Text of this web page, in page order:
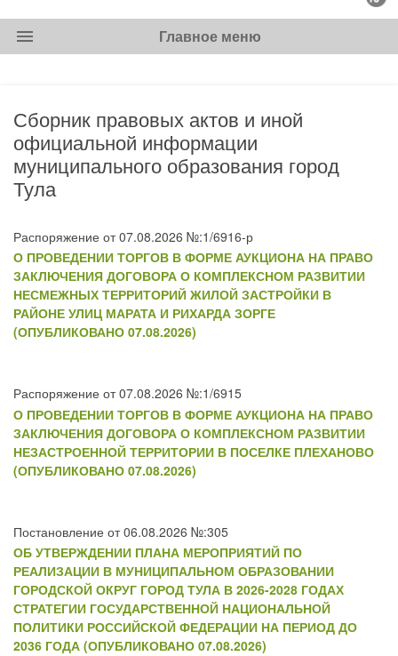
menu Главное меню
Сборник правовых актов и иной
официальной информации
муниципального образования город
Тула
Распоряжение от 07.08.2026 №:1/6916-р
О ПРОВЕДЕНИИ ТОРГОВ В ФОРМЕ АУКЦИОНА НА ПРАВО
ЗАКЛЮЧЕНИЯ ДОГОВОРА О КОМПЛЕКСНОМ РАЗВИТИИ
НЕСМЕЖНЫХ ТЕРРИТОРИЙ ЖИЛОЙ ЗАСТРОЙКИ В
РАЙОНЕ УЛИЦ МАРАТА И РИХАРДА ЗОРГЕ
(ОПУБЛИКОВАНО 07.08.2026)
Распоряжение от 07.08.2026 №:1/6915
О ПРОВЕДЕНИИ ТОРГОВ В ФОРМЕ АУКЦИОНА НА ПРАВО
ЗАКЛЮЧЕНИЯ ДОГОВОРА О КОМПЛЕКСНОМ РАЗВИТИИ
НЕЗАСТРОЕННОЙ ТЕРРИТОРИИ В ПОСЕЛКЕ ПЛЕХАНОВО
(ОПУБЛИКОВАНО 07.08.2026)
Постановление от 06.08.2026 №:305
ОБ УТВЕРЖДЕНИИ ПЛАНА МЕРОПРИЯТИЙ ПО
РЕАЛИЗАЦИИ В МУНИЦИПАЛЬНОМ ОБРАЗОВАНИИ
ГОРОДСКОЙ ОКРУГ ГОРОД ТУЛА В 2026-2028 ГОДАХ
СТРАТЕГИИ ГОСУДАРСТВЕННОЙ НАЦИОНАЛЬНОЙ
ПОЛИТИКИ РОССИЙСКОЙ ФЕДЕРАЦИИ НА ПЕРИОД ДО
2036 ГОДА (ОПУБЛИКОВАНО 07.08.2026)